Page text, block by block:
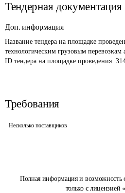
Полная информация и возможность
только с лицензией
Тендерная документация
Доп. информация
Название тендера на площадке
технологическим грузовым
ID тендера на площадке проведения:
Требования
Несколько поставщиков